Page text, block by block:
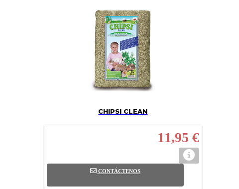
CHIPSI CLEAN
11,95 €
CONTÁCTENOS